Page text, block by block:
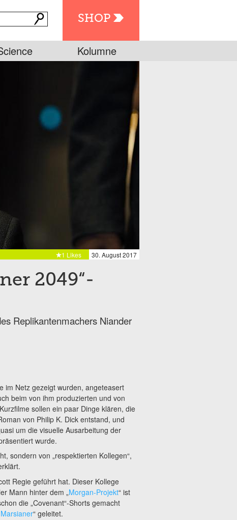
SHOP
Kolumne
30. August 2017
1 Likes
2049“-
Replikantenmachers Niander
im Netz gezeigt wurden, angeteasert
beim von ihm produzierten und von
sollen ein paar Dinge klären, die
von Philip K. Dick entstand, und
um die visuelle Ausarbeitung der
wurde.
sondern von „respektierten Kollegen“,
Regie geführt hat. Dieser Kollege
Mann hinter dem „Morgan-Projekt“ ist
die „Covenant“-Shorts gemacht
“ geleitet.